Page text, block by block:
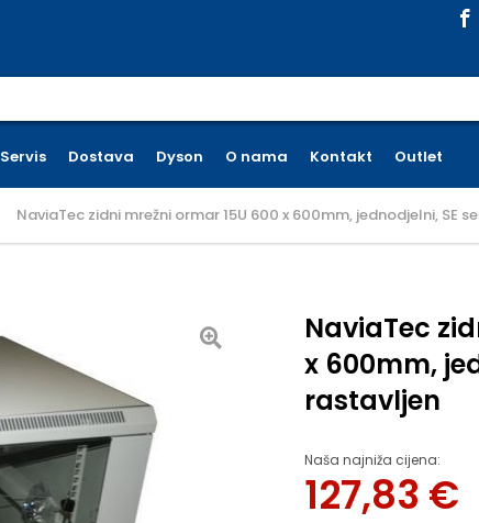
Servis Dostava Dyson O nama Kontakt Outlet
NaviaTec zidni mrežni ormar 15U 600 x 600mm, jednodjelni, SE
NaviaTec
x 600mm,
rastavljen
Naša najniža cijena:
127,83 €